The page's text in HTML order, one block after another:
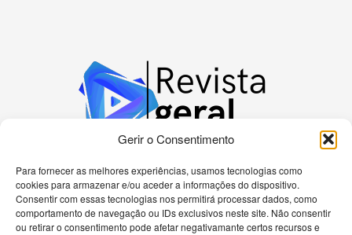
Gerir o Consentimento
Para fornecer as melhores experiências, usamos tecnologias como
cookies para armazenar e/ou aceder a informações do dispositivo.
Consentir com essas tecnologias nos permitirá processar dados, como
comportamento de navegação ou IDs exclusivos neste site. Não consentir
ou retirar o consentimento pode afetar negativamante certos recursos e
Bem-vindo à nossa plataforma dedicada a
apaixonados por tecnologia! Aqui, você encontrará
as últimas novidades sobre celulares, computadores